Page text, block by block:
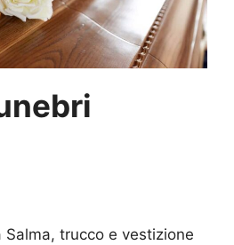
Salma, trucco e vestizione